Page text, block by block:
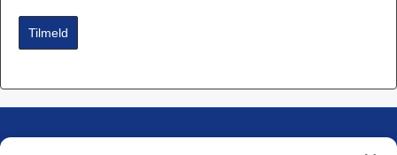
Tilmeld